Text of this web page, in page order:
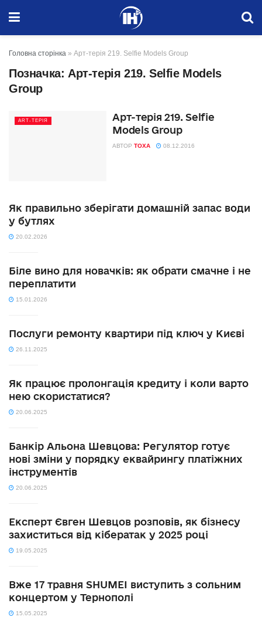
Головна сторінка » Арт-терія 219. Selfie Models Group
Позначка: Арт-терія 219. Selfie Models
Group
ART-ТЕРІЯ
Арт-терія 219. Selfie
Models Group
АВТОР TOXA 08.12.2016
Як правильно зберігати домашній запас води
у бутлях
20.02.2026
Біле вино для новачків: як обрати смачне і не
переплатити
15.01.2026
Послуги ремонту квартири під ключ у Києві
26.11.2025
Як працює пролонгація кредиту і коли варто
нею скористатися?
20.06.2025
Банкір Альона Шевцова: Регулятор готує
нові зміни у порядку еквайрингу платіжних
інструментів
20.06.2025
Експерт Євген Шевцов розповів, як бізнесу
захиститься від кібератак у 2025 році
19.05.2025
Вже 17 травня SHUMEI виступить з сольним
концертом у Тернополі
15.05.2025